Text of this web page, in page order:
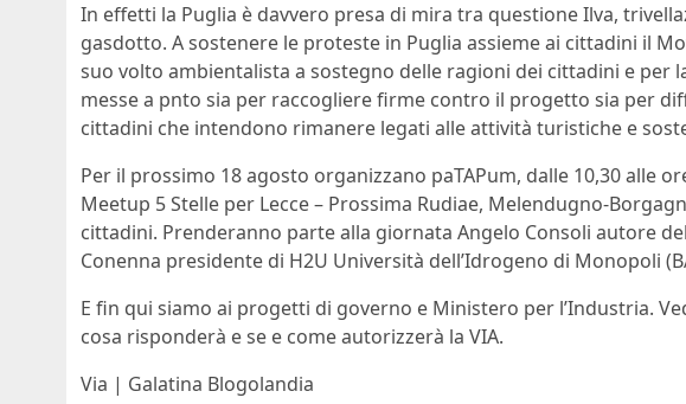
In effetti la Puglia è davvero presa di mira tra questione Ilva,
gasdotto. A sostenere le proteste in Puglia assieme ai cittadini il
suo volto ambientalista a sostegno delle ragioni dei cittadini e per
messe a pnto sia per raccogliere firme contro il progetto sia per
cittadini che intendono rimanere legati alle attività turistiche e
Per il prossimo 18 agosto organizzano paTAPum, dalle 10,30 alle
Meetup 5 Stelle per Lecce – Prossima Rudiae, Melendugno-
cittadini. Prenderanno parte alla giornata Angelo Consoli autore
Conenna presidente di H2U Università dell’Idrogeno di Monopoli
E fin qui siamo ai progetti di governo e Ministero per l’Industria.
cosa risponderà e se e come autorizzerà la VIA.
Via | Galatina Blogolandia